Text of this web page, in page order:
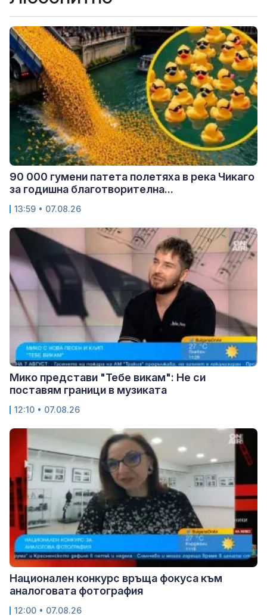
90 000 гумени патета полетяха в река Чикаго
за годишна благотворителна...
13:59 • 07.08.26
Мико представи "Тебе викам": Не си
поставям граници в музиката
12:10 • 07.08.26
Национален конкурс връща фокуса към
аналоговата фотография
12:00 • 07.08.26